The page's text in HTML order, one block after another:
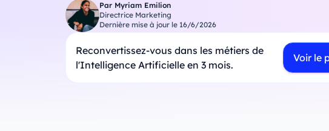
Par Myriam Emilion
Directrice Marketing
Dernière mise à jour le 16/6/2026
Reconvertissez-vous dans les métiers de
l'Intelligence Artificielle en 3 mois.
Voir le